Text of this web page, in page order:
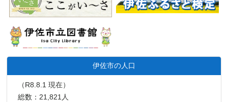
伊佐市の人口
（R8.8.1 現在）
総数：21,821人